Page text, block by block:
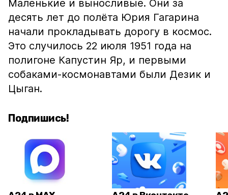
Маленькие и выносливые. Они за
десять лет до полёта Юрия Гагарина
начали прокладывать дорогу в космос.
Это случилось 22 июля 1951 года на
полигоне Капустин Яр, и первыми
собаками-космонавтами были Дезик и
Цыган.
Подпишись!